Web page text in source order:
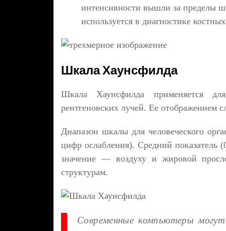
интенсивности вышли за пределы
используется в диагностике
Шкала Хаунсфилда
Шкала Хаунсфилда применяется
рентгеновских лучей. Ее отображением
Диапазон шкалы для человеческого
цифр ослабления). Средний показатель
значение — воздуху и жировой
структурам.
Современные компьютеры